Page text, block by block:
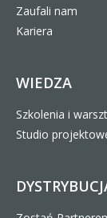
Zaufali nam
Kariera
WIEDZA
Szkolenia i
Studio